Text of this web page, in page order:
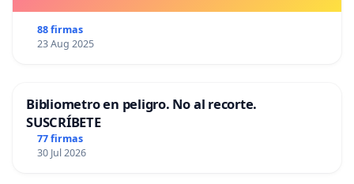
88 firmas
23 Aug 2025
Bibliometro en peligro. No al recorte.
SUSCRÍBETE
77 firmas
30 Jul 2026